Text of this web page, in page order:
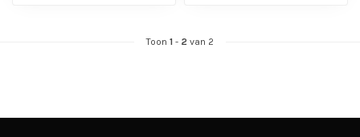
Toon 1 - 2 van 2